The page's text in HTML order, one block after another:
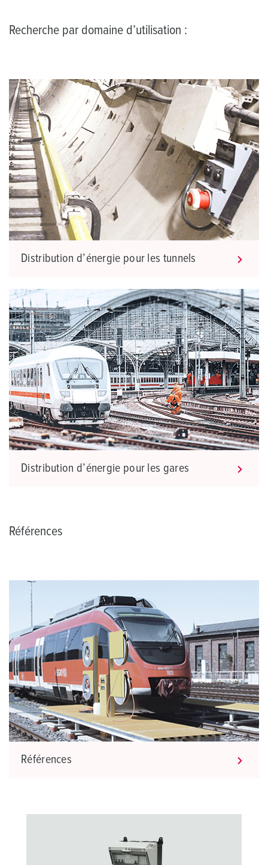
Recherche par domaine d’utilisation :
Distribution d’énergie pour les tunnels
Distribution d’énergie pour les gares
Références
Références